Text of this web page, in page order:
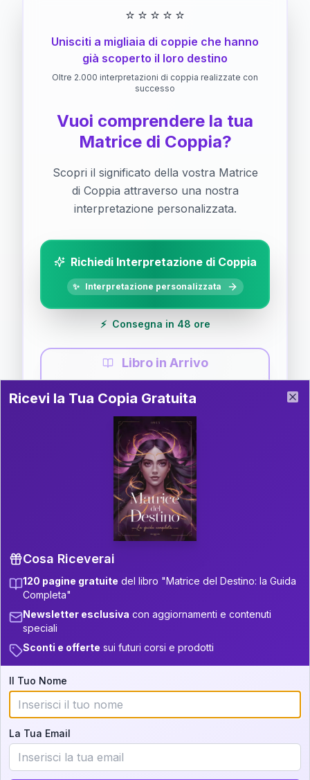
⭐ ⭐ ⭐ ⭐ ⭐
Unisciti a migliaia di coppie che hanno
già scoperto il loro destino
Oltre 2.000 interpretazioni di coppia realizzate con
successo
Vuoi comprendere la tua
Matrice di Coppia?
Scopri il significato della vostra Matrice
di Coppia attraverso una nostra
interpretazione personalizzata.
Richiedi Interpretazione di Coppia
✨ Interpretazione personalizzata
⚡ Consegna in 48 ore
Libro in Arrivo
Guida completa di Coppia
Il libro è in fase di scrittura. Iscriviti alla newsletter
per ricevere aggiornamenti!
P.S. Interpretazione parziale
gratuita
Scorri più in basso per vedere
un'interpretazione parziale gratuita della tua
Iscriviti alla newsletter per ricevere
aggiornamenti quando sarà disponibile.
Cosa scoprirete nella vostra
interpretazione:
💕 Come rafforzare la vostra unione
Ricevi la Tua Copia Gratuita del Libro
Ricevi la Tua Copia Gratuita
Cosa Riceverai
120 pagine gratuite del libro "Matrice del Destino: la Guida
Completa"
Newsletter esclusiva con aggiornamenti e contenuti
speciali
Sconti e offerte sui futuri corsi e prodotti
Il Tuo Nome
La Tua Email